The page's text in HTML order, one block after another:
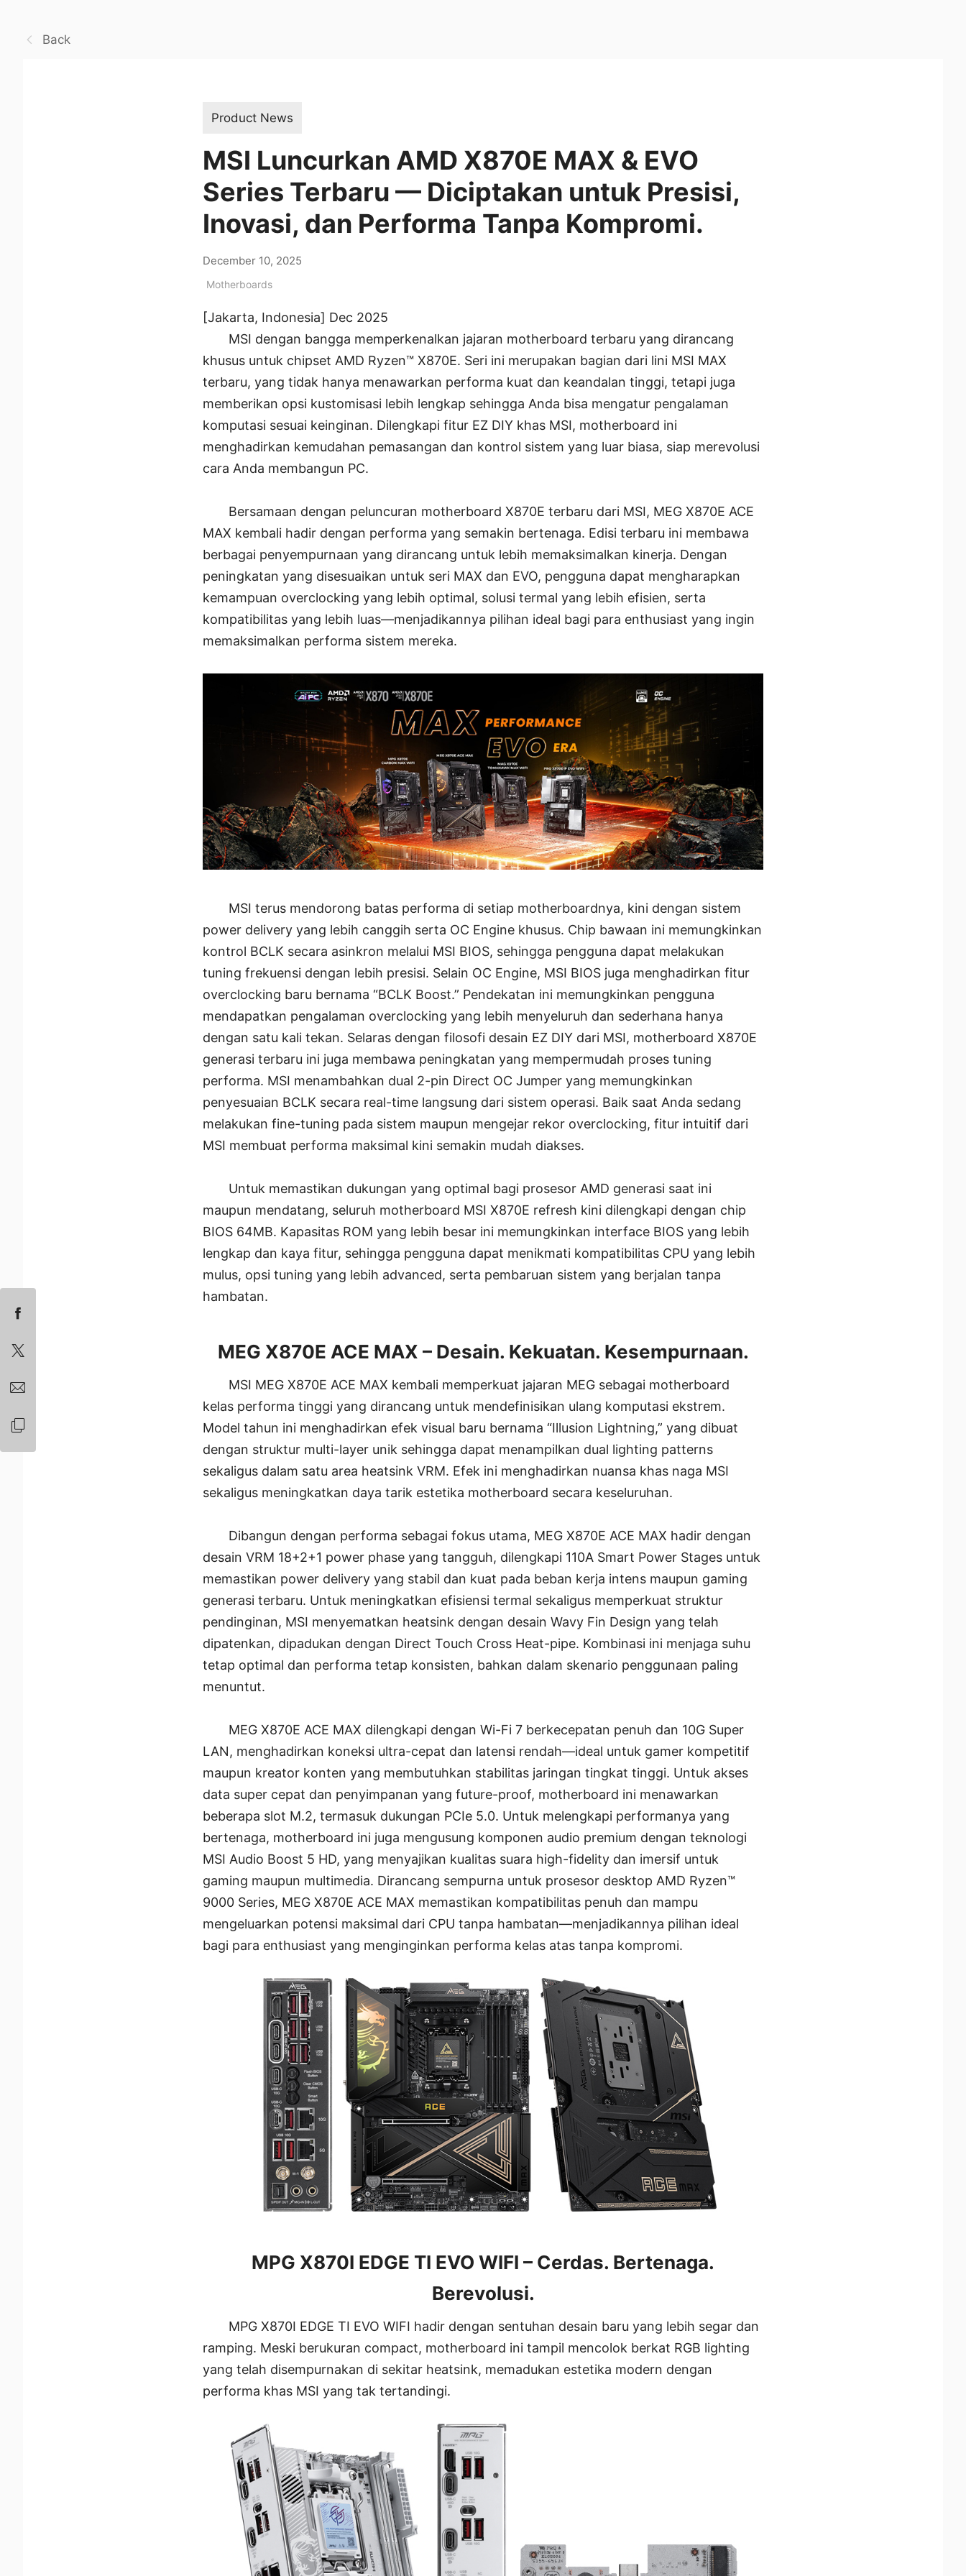
Back
Product News
MSI Luncurkan AMD X870E MAX & EVO
Series Terbaru — Diciptakan untuk Presisi,
Inovasi, dan Performa Tanpa Kompromi.
December 10, 2025
Motherboards
[Jakarta, Indonesia] Dec 2025
MSI dengan bangga memperkenalkan jajaran motherboard terbaru yang dirancang
khusus untuk chipset AMD Ryzen™ X870E. Seri ini merupakan bagian dari lini MSI MAX
terbaru, yang tidak hanya menawarkan performa kuat dan keandalan tinggi, tetapi juga
memberikan opsi kustomisasi lebih lengkap sehingga Anda bisa mengatur pengalaman
komputasi sesuai keinginan. Dilengkapi fitur EZ DIY khas MSI, motherboard ini
menghadirkan kemudahan pemasangan dan kontrol sistem yang luar biasa, siap merevolusi
cara Anda membangun PC.
Bersamaan dengan peluncuran motherboard X870E terbaru dari MSI, MEG X870E ACE
MAX kembali hadir dengan performa yang semakin bertenaga. Edisi terbaru ini membawa
berbagai penyempurnaan yang dirancang untuk lebih memaksimalkan kinerja. Dengan
peningkatan yang disesuaikan untuk seri MAX dan EVO, pengguna dapat mengharapkan
kemampuan overclocking yang lebih optimal, solusi termal yang lebih efisien, serta
kompatibilitas yang lebih luas—menjadikannya pilihan ideal bagi para enthusiast yang ingin
memaksimalkan performa sistem mereka.
MSI terus mendorong batas performa di setiap motherboardnya, kini dengan sistem
power delivery yang lebih canggih serta OC Engine khusus. Chip bawaan ini memungkinkan
kontrol BCLK secara asinkron melalui MSI BIOS, sehingga pengguna dapat melakukan
tuning frekuensi dengan lebih presisi. Selain OC Engine, MSI BIOS juga menghadirkan fitur
overclocking baru bernama “BCLK Boost.” Pendekatan ini memungkinkan pengguna
mendapatkan pengalaman overclocking yang lebih menyeluruh dan sederhana hanya
dengan satu kali tekan. Selaras dengan filosofi desain EZ DIY dari MSI, motherboard X870E
generasi terbaru ini juga membawa peningkatan yang mempermudah proses tuning
performa. MSI menambahkan dual 2-pin Direct OC Jumper yang memungkinkan
penyesuaian BCLK secara real-time langsung dari sistem operasi. Baik saat Anda sedang
melakukan fine-tuning pada sistem maupun mengejar rekor overclocking, fitur intuitif dari
MSI membuat performa maksimal kini semakin mudah diakses.
Untuk memastikan dukungan yang optimal bagi prosesor AMD generasi saat ini
maupun mendatang, seluruh motherboard MSI X870E refresh kini dilengkapi dengan chip
BIOS 64MB. Kapasitas ROM yang lebih besar ini memungkinkan interface BIOS yang lebih
lengkap dan kaya fitur, sehingga pengguna dapat menikmati kompatibilitas CPU yang lebih
mulus, opsi tuning yang lebih advanced, serta pembaruan sistem yang berjalan tanpa
hambatan.
MEG X870E ACE MAX – Desain. Kekuatan. Kesempurnaan.
MSI MEG X870E ACE MAX kembali memperkuat jajaran MEG sebagai motherboard
kelas performa tinggi yang dirancang untuk mendefinisikan ulang komputasi ekstrem.
Model tahun ini menghadirkan efek visual baru bernama “Illusion Lightning,” yang dibuat
dengan struktur multi-layer unik sehingga dapat menampilkan dual lighting patterns
sekaligus dalam satu area heatsink VRM. Efek ini menghadirkan nuansa khas naga MSI
sekaligus meningkatkan daya tarik estetika motherboard secara keseluruhan.
Dibangun dengan performa sebagai fokus utama, MEG X870E ACE MAX hadir dengan
desain VRM 18+2+1 power phase yang tangguh, dilengkapi 110A Smart Power Stages untuk
memastikan power delivery yang stabil dan kuat pada beban kerja intens maupun gaming
generasi terbaru. Untuk meningkatkan efisiensi termal sekaligus memperkuat struktur
pendinginan, MSI menyematkan heatsink dengan desain Wavy Fin Design yang telah
dipatenkan, dipadukan dengan Direct Touch Cross Heat-pipe. Kombinasi ini menjaga suhu
tetap optimal dan performa tetap konsisten, bahkan dalam skenario penggunaan paling
menuntut.
MEG X870E ACE MAX dilengkapi dengan Wi-Fi 7 berkecepatan penuh dan 10G Super
LAN, menghadirkan koneksi ultra-cepat dan latensi rendah—ideal untuk gamer kompetitif
maupun kreator konten yang membutuhkan stabilitas jaringan tingkat tinggi. Untuk akses
data super cepat dan penyimpanan yang future-proof, motherboard ini menawarkan
beberapa slot M.2, termasuk dukungan PCIe 5.0. Untuk melengkapi performanya yang
bertenaga, motherboard ini juga mengusung komponen audio premium dengan teknologi
MSI Audio Boost 5 HD, yang menyajikan kualitas suara high-fidelity dan imersif untuk
gaming maupun multimedia. Dirancang sempurna untuk prosesor desktop AMD Ryzen™
9000 Series, MEG X870E ACE MAX memastikan kompatibilitas penuh dan mampu
mengeluarkan potensi maksimal dari CPU tanpa hambatan—menjadikannya pilihan ideal
bagi para enthusiast yang menginginkan performa kelas atas tanpa kompromi.
MPG X870I EDGE TI EVO WIFI – Cerdas. Bertenaga.
Berevolusi.
MPG X870I EDGE TI EVO WIFI hadir dengan sentuhan desain baru yang lebih segar dan
ramping. Meski berukuran compact, motherboard ini tampil mencolok berkat RGB lighting
yang telah disempurnakan di sekitar heatsink, memadukan estetika modern dengan
performa khas MSI yang tak tertandingi.